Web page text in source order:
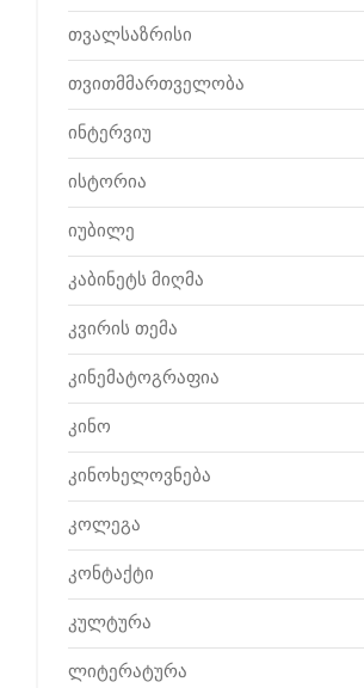
თვალსაზრისი
თვითმმართველობა
ინტერვიუ
ისტორია
იუბილე
კაბინეტს მიღმა
კვირის თემა
კინემატოგრაფია
კინო
კინოხელოვნება
კოლეგა
კონტაქტი
კულტურა
ლიტერატურა